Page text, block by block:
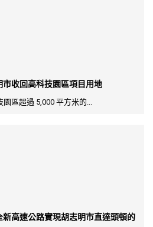
收回高科技園區項目用地
區超過 5,000 平方米的...
高速公路實現胡志明市直達頭頓的